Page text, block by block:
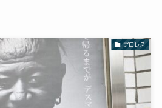
プロレス